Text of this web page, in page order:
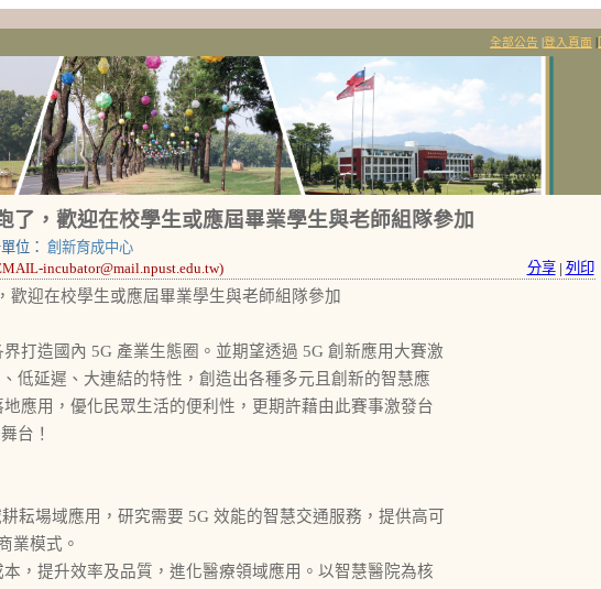
全部公告 登入頁面
了，歡迎在校學生或應屆畢業學生與老師組隊參加
位： 創新育成中心
incubator@mail.npust.edu.tw) 分享 | 列印
歡迎在校學生或應屆畢業學生與老師組隊參加
打造國內 5G 產業生態圈。並期望透過 5G 創新應用大賽激
低延遲、大連結的特性，創造出各種多元且創新的智慧應
應用，優化民眾生活的便利性，更期許藉由此賽事激發台
台！
耘場域應用，研究需要 5G 效能的智慧交通服務，提供高可
業模式。
，提升效率及品質，進化醫療領域應用。以智慧醫院為核